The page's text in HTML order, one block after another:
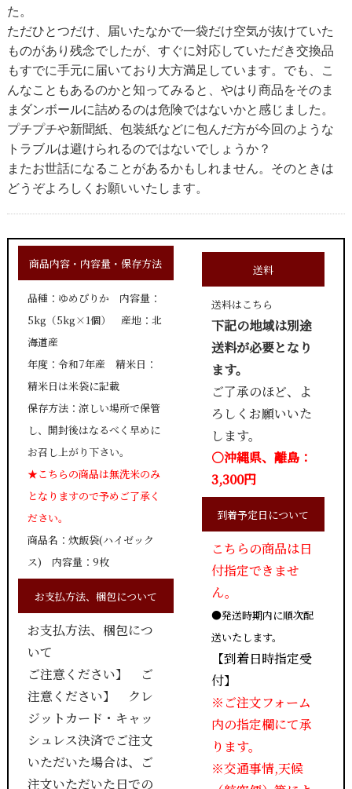
た。
ただひとつだけ、届いたなかで一袋だけ空気が抜けていた
ものがあり残念でしたが、すぐに対応していただき交換品
もすでに手元に届いており大方満足しています。でも、こ
んなこともあるのかと知ってみると、やはり商品をそのま
まダンボールに詰めるのは危険ではないかと感じました。
プチプチや新聞紙、包装紙などに包んだ方が今回のような
トラブルは避けられるのではないでしょうか？
またお世話になることがあるかもしれません。そのときは
どうぞよろしくお願いいたします。
商品内容・内容量・保存方法
品種：ゆめぴりか 内容量：
5kg（5kg×1個） 産地：北
海道産
年度：令和7年産 精米日：
精米日は米袋に記載
保存方法：涼しい場所で保管
し、開封後はなるべく早めに
お召し上がり下さい。
★こちらの商品は無洗米のみ
となりますので予めご了承く
ださい。
商品名：炊飯袋(ハイゼック
ス) 内容量：9枚
お支払方法、梱包について
お支払方法、梱包につ
いて
ご注意ください】 ご
注意ください】 クレ
ジットカード・キャッ
シュレス決済でご注文
いただいた場合は、ご
注文いただいた日での
送料
送料はこちら
下記の地域は別途
送料が必要となり
ます。
ご了承のほど、よ
ろしくお願いいた
します。
○沖縄県、離島：
3,300円
到着予定日について
こちらの商品は日
付指定できませ
ん。
●発送時期内に順次配
送いたします。
【到着日時指定受
付】
※ご注文フォーム
内の指定欄にて承
ります。
※交通事情,天候